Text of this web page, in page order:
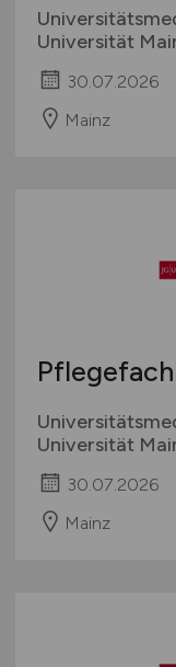
Universität
30.07.2026
Mainz
Universität
30.07.2026
Mainz